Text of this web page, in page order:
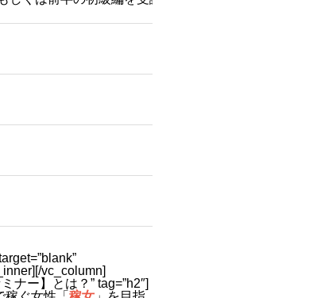
vc_column]
ナー】とは？” tag=”h2″]